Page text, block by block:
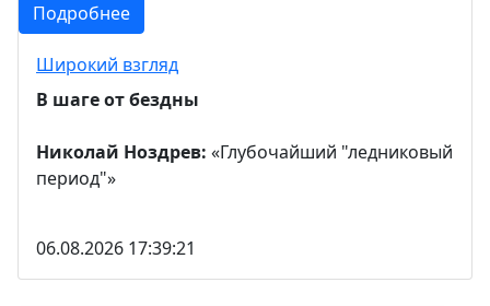
Подробнее
Широкий взгляд
В шаге от бездны
Николай Ноздрев: «Глубочайший "ледниковый
период"»
06.08.2026 17:39:21